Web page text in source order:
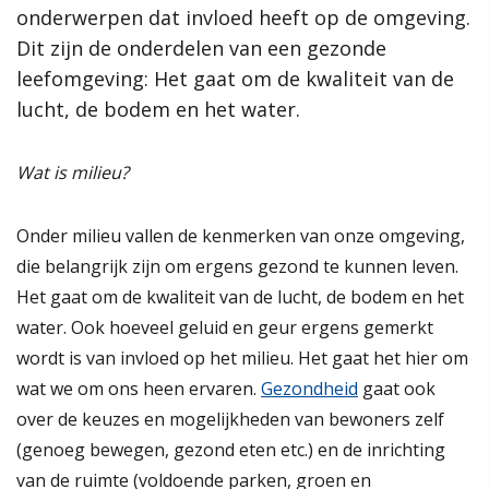
samenleving, dan werkt de gemeente Scherpenzeel graag mee
aan jouw initiatief!”
Meer informatie
Proces MeetUps
Hoe werkt de website?
Contact
Gebieden
Scherpenzeel Noord
Zoeken
onderwerpen dat invloed heeft op de omgeving.
Dit zijn de onderdelen van een gezonde
leefomgeving: Het gaat om de kwaliteit van de
lucht, de bodem en het water.
Lees verder
onderwerpen dat invloed heeft op de omgeving.
Dit zijn de onderdelen van een gezonde
leefomgeving: Het gaat om de kwaliteit van de
lucht, de bodem en het water.
Wat is milieu?
Onder milieu vallen de kenmerken van onze omgeving,
die belangrijk zijn om ergens gezond te kunnen leven.
Het gaat om de kwaliteit van de lucht, de bodem en het
water. Ook hoeveel geluid en geur ergens gemerkt
wordt is van invloed op het milieu. Het gaat het hier om
wat we om ons heen ervaren. Gezondheid gaat ook
over de keuzes en mogelijkheden van bewoners zelf
(genoeg bewegen, gezond eten etc.) en de inrichting
van de ruimte (voldoende parken, groen en